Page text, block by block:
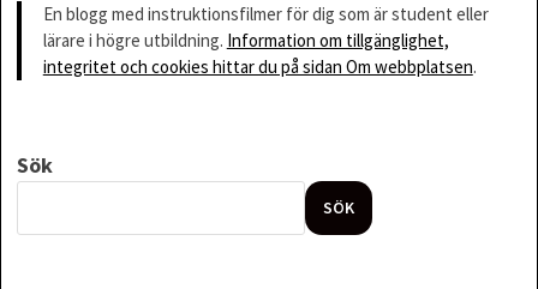
En blogg med instruktionsfilmer för dig som är student eller
lärare i högre utbildning. Information om tillgänglighet,
integritet och cookies hittar du på sidan Om webbplatsen.
Sök
SÖK